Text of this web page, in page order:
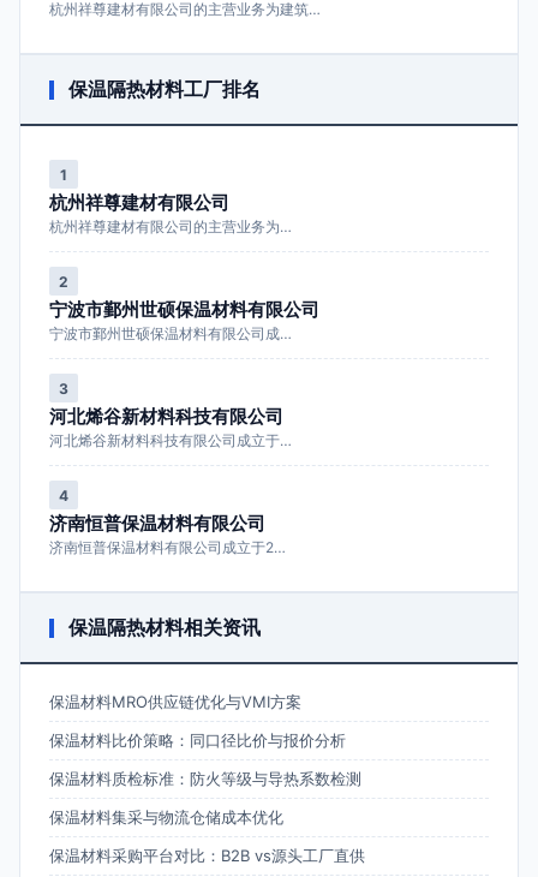
杭州祥尊建材有限公司的主营业务为建筑…
保温隔热材料工厂排名
1
杭州祥尊建材有限公司
杭州祥尊建材有限公司的主营业务为…
2
宁波市鄞州世硕保温材料有限公司
宁波市鄞州世硕保温材料有限公司成…
3
河北烯谷新材料科技有限公司
河北烯谷新材料科技有限公司成立于…
4
济南恒普保温材料有限公司
济南恒普保温材料有限公司成立于2…
保温隔热材料相关资讯
保温材料MRO供应链优化与VMI方案
保温材料比价策略：同口径比价与报价分析
保温材料质检标准：防火等级与导热系数检测
保温材料集采与物流仓储成本优化
保温材料采购平台对比：B2B vs源头工厂直供